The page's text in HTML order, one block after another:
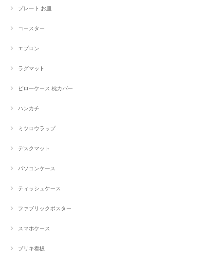
プレート お皿
コースター
エプロン
ラグマット
ピローケース 枕カバー
ハンカチ
ミツロウラップ
デスクマット
パソコンケース
ティッシュケース
ファブリックポスター
スマホケース
ブリキ看板